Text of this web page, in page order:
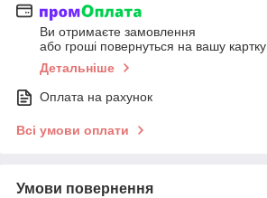
Ви отримаєте замовлення
або гроші повернуться на вашу картку
Детальніше
Оплата на рахунок
Всі умови оплати
Умови повернення